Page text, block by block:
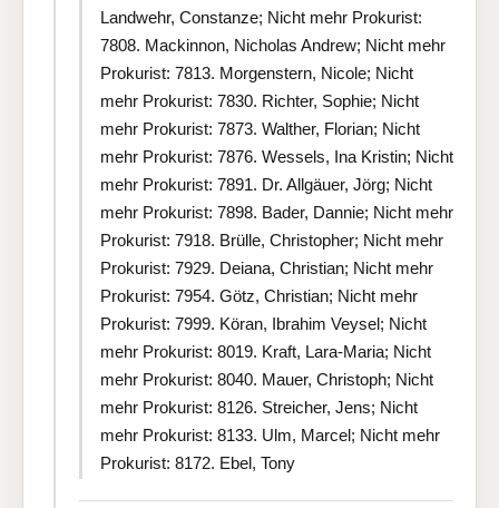
Landwehr, Constanze; Nicht mehr Prokurist:
7808. Mackinnon, Nicholas Andrew; Nicht mehr
Prokurist: 7813. Morgenstern, Nicole; Nicht
mehr Prokurist: 7830. Richter, Sophie; Nicht
mehr Prokurist: 7873. Walther, Florian; Nicht
mehr Prokurist: 7876. Wessels, Ina Kristin; Nicht
mehr Prokurist: 7891. Dr. Allgäuer, Jörg; Nicht
mehr Prokurist: 7898. Bader, Dannie; Nicht mehr
Prokurist: 7918. Brülle, Christopher; Nicht mehr
Prokurist: 7929. Deiana, Christian; Nicht mehr
Prokurist: 7954. Götz, Christian; Nicht mehr
Prokurist: 7999. Köran, Ibrahim Veysel; Nicht
mehr Prokurist: 8019. Kraft, Lara-Maria; Nicht
mehr Prokurist: 8040. Mauer, Christoph; Nicht
mehr Prokurist: 8126. Streicher, Jens; Nicht
mehr Prokurist: 8133. Ulm, Marcel; Nicht mehr
Prokurist: 8172. Ebel, Tony